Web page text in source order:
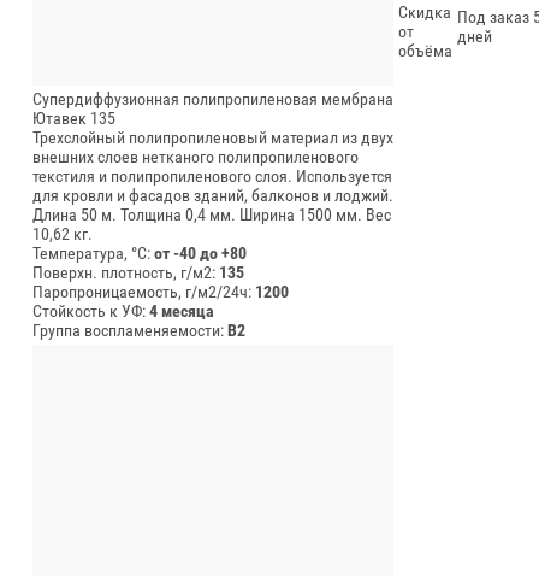
Супердиффузионная полипропиленовая мембрана
Ютавек 135
Трехслойный полипропиленовый материал из двух
внешних слоев нетканого полипропиленового
текстиля и полипропиленового слоя. Используется
для кровли и фасадов зданий, балконов и лоджий.
Длина 50 м. Толщина 0,4 мм. Ширина 1500 мм. Вес
10,62 кг.
Температура, °C:от -40 до +80
Поверхн. плотность, г/м2: 135
Паропроницаемость, г/м2/24ч: 1200
Стойкость к УФ:4 месяца
Группа воспламеняемости:В2
Скидка
от
объёма
Под заказ
дней